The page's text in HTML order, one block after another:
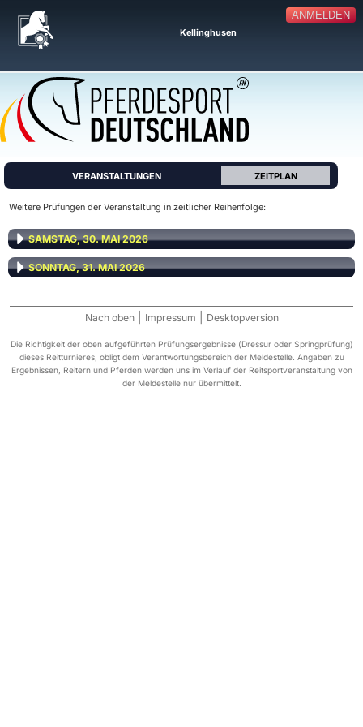
ANMELDEN
Kellinghusen
VERANSTALTUNGEN ZEITPLAN
Weitere Prüfungen der Veranstaltung in zeitlicher Reihenfolge:
SAMSTAG, 30. MAI 2026
SONNTAG, 31. MAI 2026
Nach oben Impressum Desktopversion
Die Richtigkeit der oben aufgeführten Prüfungsergebnisse (Dressur oder Springprüfung)
dieses Reitturnieres, obligt dem Verantwortungsbereich der Meldestelle. Angaben zu
Ergebnissen, Reitern und Pferden werden uns im Verlauf der Reitsportveranstaltung von
der Meldestelle nur übermittelt.